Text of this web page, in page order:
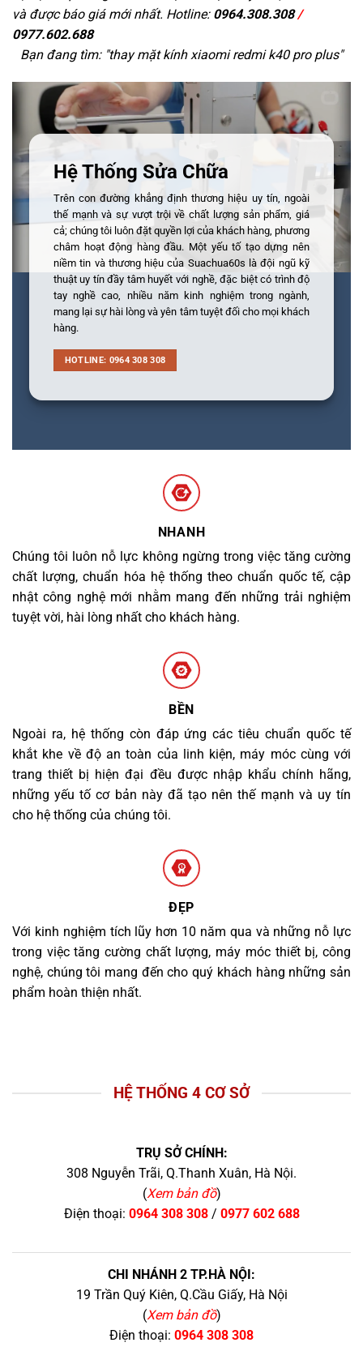
và được báo giá mới nhất. Hotline: 0964.308.308/
0977.602.688
Bạn đang tìm: "thay mặt kính xiaomi redmi k40 pro plus"
Hệ Thống Sửa Chữa
Trên con đường khẳng định thương hiệu uy tín, ngoài
thế mạnh và sự vượt trội về chất lượng sản phẩm, giá
cả; chúng tôi luôn đặt quyền lợi của khách hàng, phương
châm hoạt động hàng đầu. Một yếu tố tạo dựng nên
niềm tin và thương hiệu của Suachua60s là đội ngũ kỹ
thuật uy tín đầy tâm huyết với nghề, đặc biệt có trình độ
tay nghề cao, nhiều năm kinh nghiệm trong ngành,
mang lại sự hài lòng và yên tâm tuyệt đối cho mọi khách
hàng.
HOTLINE: 0964 308 308
NHANH
Chúng tôi luôn nỗ lực không ngừng trong việc tăng cường
chất lượng, chuẩn hóa hệ thống theo chuẩn quốc tế, cập
nhật công nghệ mới nhằm mang đến những trải nghiệm
tuyệt vời, hài lòng nhất cho khách hàng.
BỀN
Ngoài ra, hệ thống còn đáp ứng các tiêu chuẩn quốc tế
khắt khe về độ an toàn của linh kiện, máy móc cùng với
trang thiết bị hiện đại đều được nhập khẩu chính hãng,
những yếu tố cơ bản này đã tạo nên thế mạnh và uy tín
cho hệ thống của chúng tôi.
ĐẸP
Với kinh nghiệm tích lũy hơn 10 năm qua và những nỗ lực
trong việc tăng cường chất lượng, máy móc thiết bị, công
nghệ, chúng tôi mang đến cho quý khách hàng những sản
phẩm hoàn thiện nhất.
HỆ THỐNG 4 CƠ SỞ
TRỤ SỞ CHÍNH:
308 Nguyễn Trãi, Q.Thanh Xuân, Hà Nội.
(Xem bản đồ)
Điện thoại: 0964 308 308/ 0977 602 688
CHI NHÁNH 2 TP.HÀ NỘI:
19 Trần Quý Kiên, Q.Cầu Giấy, Hà Nội
(Xem bản đồ)
Điện thoại: 0964 308 308